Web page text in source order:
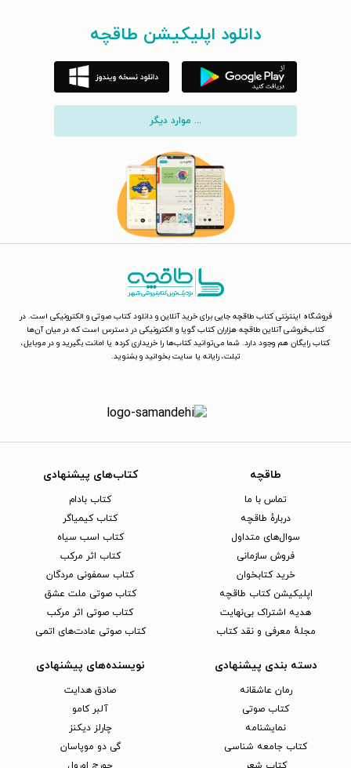
دانلود اپلیکیشن طاقچه
... موارد دیگر
فروشگاه اینترنتی کتاب طاقچه جایی برای خرید آنلاین و دانلود کتاب صوتی و الکترونیکی است. در
کتاب‌فروشی آنلاین طاقچه هزاران کتاب گویا و الکترونیکی در دسترس است که در میان آن‌ها
کتاب رایگان هم وجود دارد. شما می‌توانید کتاب‌ها را خریداری کرده یا امانت بگیرید و در موبایل،
تبلت، رایانه یا سایت بخوانید و بشنوید.
طاقچه
تماس با ما
دربارهٔ طاقچه
سوال‌های متداول
فروش سازمانی
خرید کتابخوان
اپلیکیشن کتاب طاقچه
هدیه اشتراک بی‌نهایت
مجلهٔ معرفی و نقد کتاب
کتاب‌های پیشنهادی
کتاب بادام
کتاب کیمیاگر
کتاب اسب سیاه
کتاب اثر مرکب
کتاب سمفونی مردگان
کتاب صوتی ملت عشق
کتاب صوتی اثر مرکب
کتاب صوتی عادت‌های اتمی
دسته بندی پیشنهادی
رمان عاشقانه
کتاب‌ صوتی
نمایشنامه
کتاب جامعه شناسی
نویسنده‌های پیشنهادی
صادق هدایت
آلبر کامو
چارلز دیکنز
گی دو موپاسان